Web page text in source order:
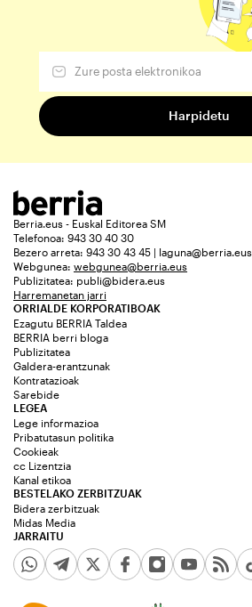
Berria.eus - Euskal Editorea SM
Telefonoa: 943 30 40 30
Bezero arreta: 943 30 43 45 | laguna@berria.eus
Webgunea: webgunea@berria.eus
Publizitatea: publi@bidera.eus
Harremanetan jarri
ORRIALDE KORPORATIBOAK
Ezagutu BERRIA Taldea
BERRIA berri bloga
Publizitatea
Galdera-erantzunak
Kontratazioak
Sarebide
JARRAITU
LEGEA
Lege informazioa
Pribatutasun politika
Cookieak
cc Lizentzia
Kanal etikoa
BESTELAKO ZERBITZUAK
Bidera zerbitzuak
Midas Media